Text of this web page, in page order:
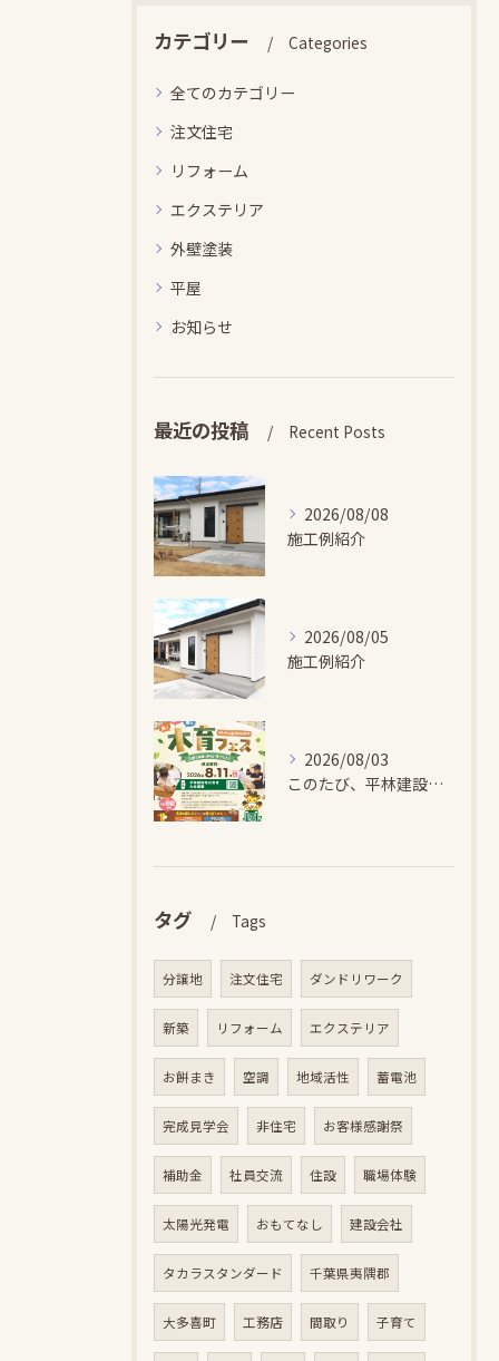
カテゴリー Categories
全てのカテゴリー
注文住宅
リフォーム
エクステリア
外壁塗装
平屋
お知らせ
最近の投稿 Recent Posts
2026/08/08
施工例紹介
2026/08/05
施工例紹介
2026/08/03
このたび、平林建設では、お子さまが木とふれあい・木について学...
タグ Tags
分譲地 注文住宅 ダンドリワーク
新築 リフォーム エクステリア
お餅まき 空調 地域活性 蓄電池
完成見学会 非住宅 お客様感謝祭
補助金 社員交流 住設 職場体験
太陽光発電 おもてなし 建設会社
タカラスタンダード 千葉県夷隅郡
大多喜町 工務店 間取り 子育て